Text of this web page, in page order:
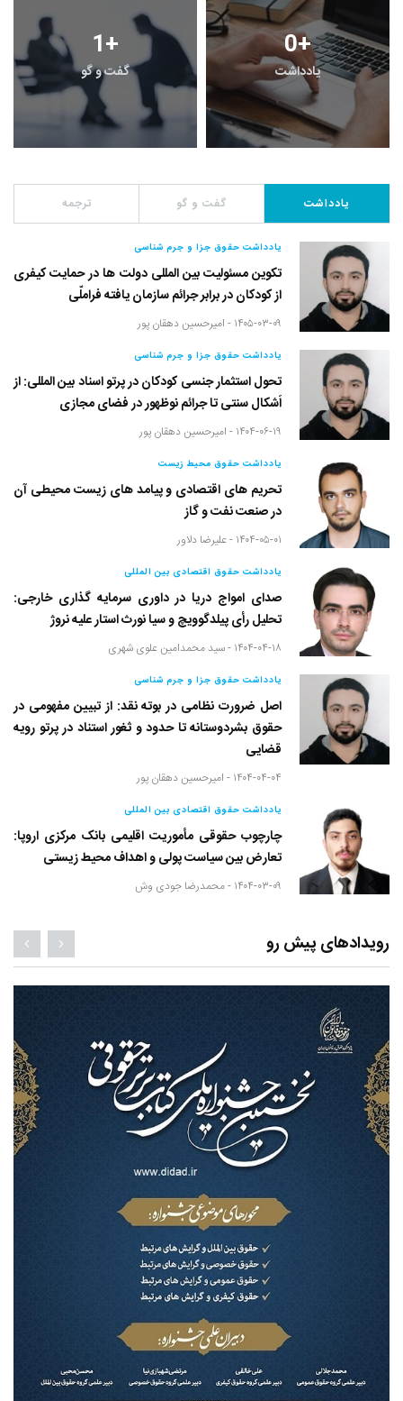
1+
گفت و گو
0+
یادداشت
یادداشت گفت و گو ترجمه
یادداشت حقوق جزا و جرم شناسی
تکوین مسئولیت بین المللی دولت ها در حمایت کیفری
از کودکان در برابر جرائم سازمان یافته فراملّی
۱۴۰۵-۰۳-۰۹ - امیرحسین دهقان پور
یادداشت حقوق جزا و جرم شناسی
تحول استثمار جنسی کودکان در پرتو اسناد بین المللی: از
اَشکال سنتی تا جرائم نوظهور در فضای مجازی
۱۴۰۴-۰۶-۱۹ - امیرحسین دهقان پور
یادداشت حقوق محیط زیست
تحریم های اقتصادی و پیامد های زیست محیطی آن
در صنعت نفت و گاز
۱۴۰۴-۰۵-۰۱ - علیرضا دلاور
یادداشت حقوق اقتصادی بین المللی
صدای امواج دریا در داوری سرمایه گذاری خارجی:
تحلیل رأی پیلدگوویچ و سیا نورث استار علیه نروژ
۱۴۰۴-۰۴-۱۸ - سید محمدامین علوی شهری
یادداشت حقوق جزا و جرم شناسی
اصل ضرورت نظامی در بوته نقد: از تبیین مفهومی در
حقوق بشردوستانه تا حدود و ثغور استناد در پرتو رویه
قضایی
۱۴۰۴-۰۴-۰۴ - امیرحسین دهقان پور
یادداشت حقوق اقتصادی بین المللی
چارچوب حقوقی مأموریت اقلیمی بانک مرکزی اروپا:
تعارض بین سیاست پولی و اهداف محیط زیستی
۱۴۰۴-۰۳-۰۹ - محمدرضا جودی وش
رویدادهای پیش رو